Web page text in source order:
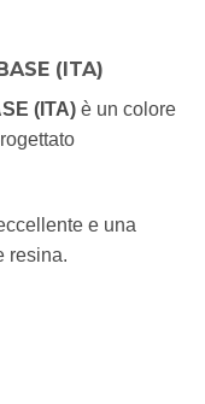
(ITA)
(ITA) è un colore
e una
resina.